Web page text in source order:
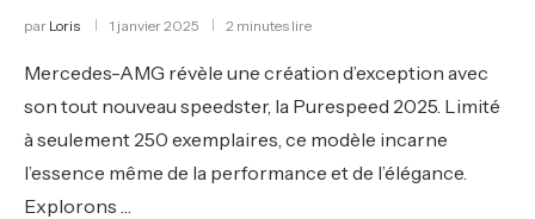
par Loris 1 janvier 2025 2 minutes lire
Mercedes-AMG révèle une création d’exception avec
son tout nouveau speedster, la Purespeed 2025. Limité
à seulement 250 exemplaires, ce modèle incarne
l’essence même de la performance et de l’élégance.
Explorons …